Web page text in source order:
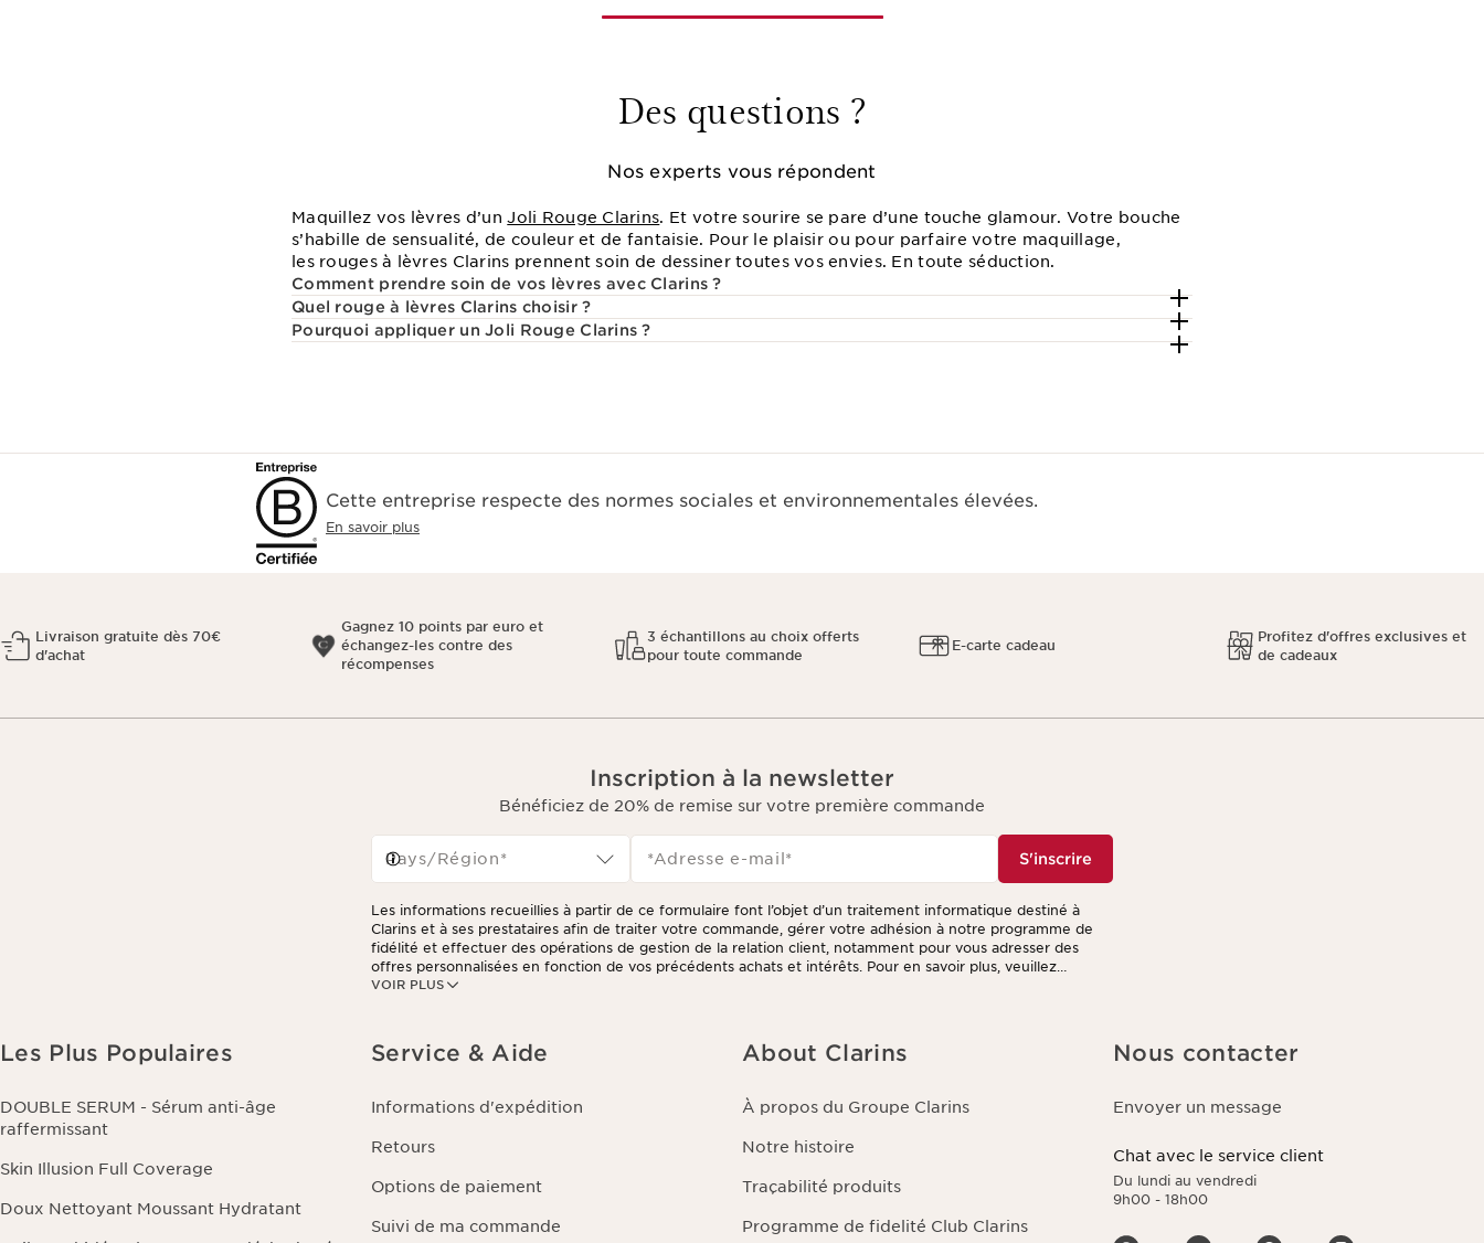
Des questions ?
Nos experts vous répondent
Maquillez vos lèvres d’unJoli Rouge Clarins. Et votre sourire se pare d’une touche glamour. Votre bouche
s’habille de sensualité, de couleur et de fantaisie. Pour le plaisir ou pour parfaire votre maquillage,
les rouges à lèvres Clarins prennent soin de dessiner toutes vos envies. En toute séduction.
Comment prendre soin de vos lèvres avec Clarins ?
Quel rouge à lèvres Clarins choisir ?
Pourquoi appliquer un Joli Rouge Clarins ?
Cette entreprise respecte des normes sociales et environnementales élevées.
En savoir plus
Livraison gratuite dès 70€
d'achat
Gagnez 10 points par euro et
échangez-les contre des
récompenses
3 échantillons au choix offerts
pour toute commande
E-carte cadeau
Profitez d'offres exclusives et
de cadeaux
Inscription à la newsletter
Bénéficiez de 20% de remise sur votre première commande
Pays/Région* *Adresse e-mail * S'inscrire
VOIR PLUS
Les informations recueillies à partir de ce formulaire font l’objet d’un traitement informatique destiné à
Clarins et à ses prestataires afin de traiter votre commande, gérer votre adhésion à notre programme de
fidélité et effectuer des opérations de gestion de la relation client, notamment pour vous adresser des
offres personnalisées en fonction de vos précédents achats et intérêts. Pour en savoir plus, veuillez
consulter notre politique de respect de la vie privée.
Les Plus Populaires
DOUBLE SERUM - Sérum anti-âge
raffermissant
Skin Illusion Full Coverage
Doux Nettoyant Moussant Hydratant
Service & Aide
Informations d'expédition
Retours
Options de paiement
Suivi de ma commande
About Clarins
À propos du Groupe Clarins
Notre histoire
Traçabilité produits
Programme de fidelité Club Clarins
Nous contacter
Envoyer un message
Chat avec le service client
Du lundi au vendredi
9h00 - 18h00